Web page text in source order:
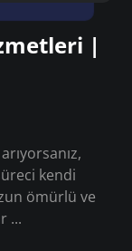
|
kendi
ömürlü ve
...